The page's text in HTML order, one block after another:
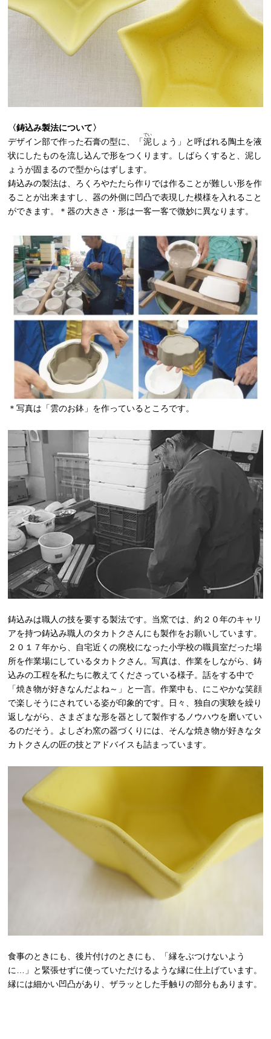
〈鋳込み製法について〉
デザイン部で作った石膏の型に、「泥
でい
しょう」と呼ばれる陶土を液
状にしたものを流し込んで形をつくります。しばらくすると、泥し
ょうが固まるので型からはずします。
鋳込みの製法は、ろくろやたたら作りでは作ることが難しい形を作
ることが出来ますし、器の外側に凹凸で表現した模様を入れること
ができます。＊器の大きさ・形は一客一客で微妙に異なります。
＊写真は「雲のお鉢」を作っているところです。
鋳込みは職人の技を要する製法です。当窯では、約２０年のキャリ
アを持つ鋳込み職人のタカトクさんにも製作をお願いしています。
２０１７年から、自宅近くの廃校になった小学校の職員室だった場
所を作業場にしているタカトクさん。写真は、作業をしながら、鋳
込みの工程を私たちに教えてくださっている様子。話をする中で
「焼き物が好きなんだよね～」と一言。作業中も、にこやかな笑顔
で楽しそうにされている姿が印象的です。日々、独自の実験を繰り
返しながら、さまざまな形を器として製作するノウハウを磨いてい
るのだそう。よしざわ窯の器づくりには、そんな焼き物が好きなタ
カトクさんの匠の技とアドバイスも詰まっています。
食事のときにも、後片付けのときにも、「縁をぶつけないよう
に…」と緊張せずに使っていただけるような縁に仕上げています。
縁には細かい凹凸があり、ザラッとした手触りの部分もあります。